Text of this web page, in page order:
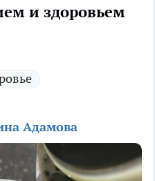
и здоровьем
Адамова